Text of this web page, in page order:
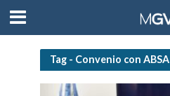
Tag - Convenio con ABSA